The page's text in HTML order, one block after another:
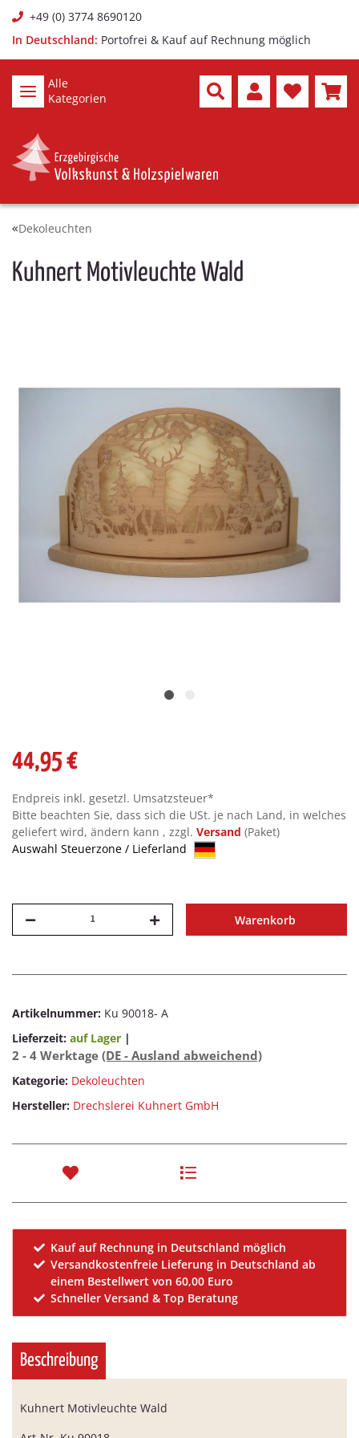
+49 (0) 3774 8690120
In Deutschland: Portofrei & Kauf auf Rechnung möglich
Alle
Kategorien
Dekoleuchten
Kuhnert Motivleuchte Wald
44,95 €
Endpreis inkl. gesetzl. Umsatzsteuer*
Bitte beachten Sie, dass sich die USt. je nach Land, in welches
geliefert wird, ändern kann , zzgl. Versand (Paket)
Auswahl Steuerzone / Lieferland
Warenkorb
Artikelnummer: Ku 90018- A
Lieferzeit: auf Lager |
2 - 4 Werktage (DE - Ausland abweichend)
Kategorie: Dekoleuchten
Hersteller: Drechslerei Kuhnert GmbH
Kauf auf Rechnung in Deutschland möglich
Versandkostenfreie Lieferung in Deutschland ab
einem Bestellwert von 60,00 Euro
Schneller Versand & Top Beratung
Beschreibung
Kuhnert Motivleuchte Wald